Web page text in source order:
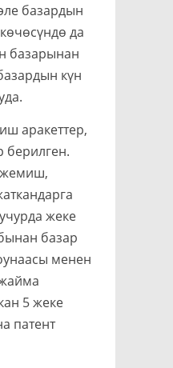
базардын
да
базарынан
күн
аракеттер,
берилген.
жемиш,
жеке
базар
менен
5 жеке
патент